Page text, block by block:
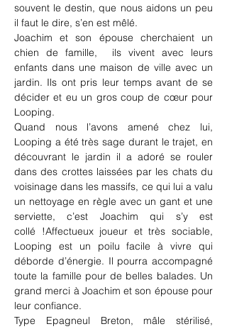
souvent le destin, que nous aidons un peu
il faut le dire, s’en est mêlé.
Joachim et son épouse cherchaient un
chien de famille,  ils vivent avec leurs
enfants dans une maison de ville avec un
jardin. Ils ont pris leur temps avant de se
décider et eu un gros coup de cœur pour
Looping.
Quand nous l’avons amené chez lui,
Looping a été très sage durant le trajet, en
découvrant le jardin il a adoré se rouler
dans des crottes laissées par les chats du
voisinage dans les massifs, ce qui lui a valu
un nettoyage en règle avec un gant et une
serviette, c’est Joachim qui s’y est
collé !Affectueux joueur et très sociable,
Looping est un poilu facile à vivre qui
déborde d’énergie. Il pourra accompagné
toute la famille pour de belles balades. Un
grand merci à Joachim et son épouse pour
leur confiance.
Type Epagneul Breton, mâle stérilisé,